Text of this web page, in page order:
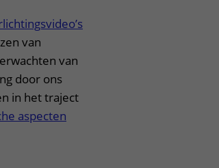
van
van
door ons
in het traject
aspecten